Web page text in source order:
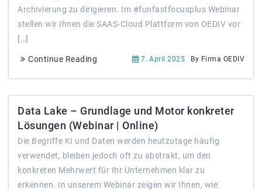
Archivierung zu dirigieren. Im #funfastfocusplus Webinar
stellen wir Ihnen die SAAS-Cloud Plattform von OEDIV vor
[…]
Continue Reading 7. April 2025 By Firma OEDIV
Data Lake – Grundlage und Motor konkreter
Lösungen (Webinar | Online)
Die Begriffe KI und Daten werden heutzutage häufig
verwendet, bleiben jedoch oft zu abstrakt, um den
konkreten Mehrwert für Ihr Unternehmen klar zu
erkennen. In unserem Webinar zeigen wir Ihnen, wie